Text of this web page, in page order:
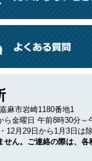
麻市岩崎1180番地1
ら金曜日 午前8時30分～
12月29日から1月3日は
ん。ご連絡の際は、各